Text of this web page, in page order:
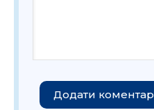
Додати коментар